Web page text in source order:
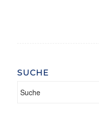
SUCHE